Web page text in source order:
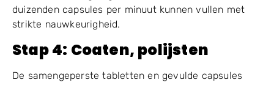
duizenden capsules per minuut kunnen vullen met
strikte nauwkeurigheid.
Stap4: Coaten, polijsten
De samengeperste tabletten en gevulde capsules